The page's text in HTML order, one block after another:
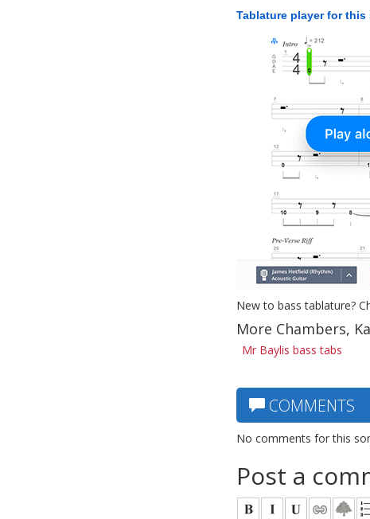
Tablature player for this
New to bass tablature?
More Chambers,
Mr Baylis bass tabs
COMMENTS
No comments for this
Post a